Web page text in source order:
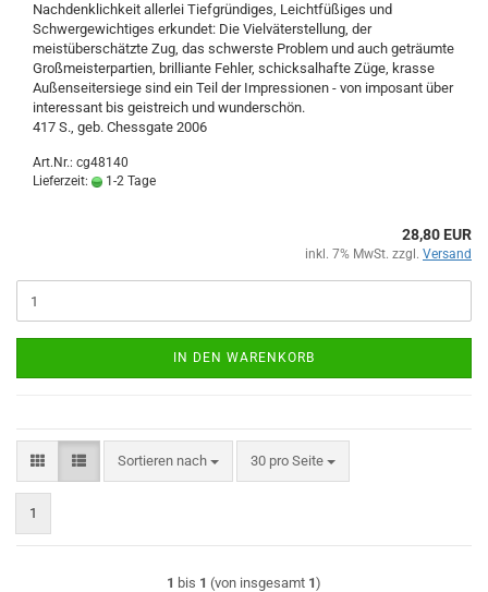
Nachdenklichkeit allerlei Tiefgründiges, Leichtfüßiges und
Schwergewichtiges erkundet: Die Vielväterstellung, der
meistüberschätzte Zug, das schwerste Problem und auch geträumte
Großmeisterpartien, brilliante Fehler, schicksalhafte Züge, krasse
Außenseitersiege sind ein Teil der Impressionen - von imposant über
interessant bis geistreich und wunderschön.
417 S., geb. Chessgate 2006
Art.Nr.: cg48140
Lieferzeit:
1-2 Tage
28,80 EUR
inkl. 7% MwSt. zzgl. Versand
IN DEN WARENKORB
Sortieren nach
Sortieren nach 30 pro Seite
pro Seite
1
1 bis 1 (von insgesamt 1)